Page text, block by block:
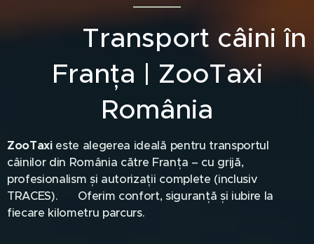
🐶✈️ Transport câini în
Franța | ZooTaxi
România
ZooTaxieste alegerea ideală pentru transportul
câinilor din România către Franța – cu grijă,
profesionalism și autorizații complete (inclusiv
TRACES). 🛡️ Oferim confort, siguranță și iubire la
fiecare kilometru parcurs. ❤️